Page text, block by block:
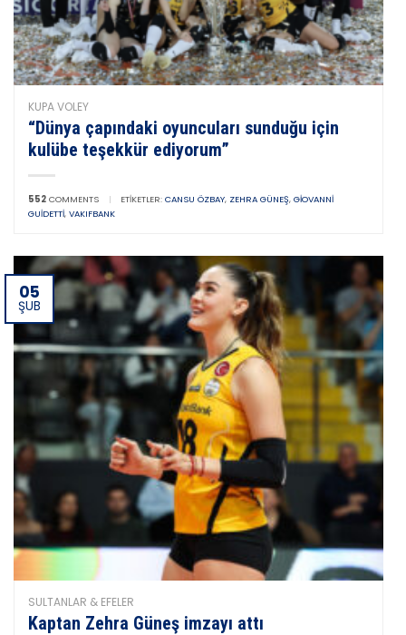
KUPA VOLEY
“Dünya çapındaki oyuncuları sunduğu için
kulübe teşekkür ediyorum”
552 COMMENTS | ETIKETLER: CANSU ÖZBAY, ZEHRA GÜNEŞ, GIOVANNI
GUIDETTI, VAKIFBANK
05
ŞUB
SULTANLAR & EFELER
Kaptan Zehra Güneş imzayı attı